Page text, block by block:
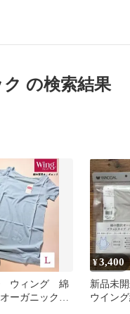
の検索結果
ウィング 綿
ーガニック
¥3,400
新品未
ウイン